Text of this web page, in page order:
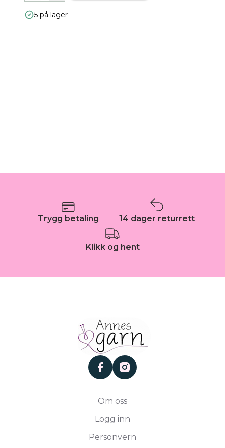
5 på lager
Trygg betaling 14 dager returrett
Klikk og hent
facebookinstagram
Om oss
Logg inn
Personvern